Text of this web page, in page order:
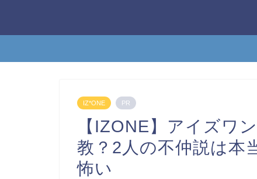
IZ*ONE PR
【IZONE】アイズワ
教？2人の不仲説は本
怖い